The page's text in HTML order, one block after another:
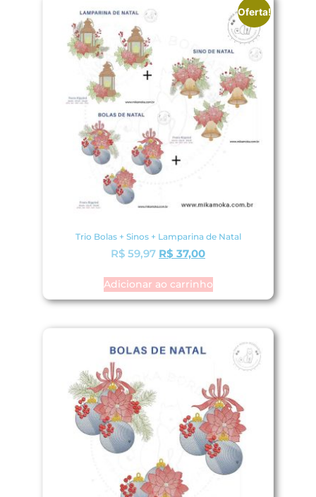
Oferta!
Trio Bolas + Sinos + Lamparina de Natal
R$ 59,97 R$ 37,00
Adicionar ao carrinho